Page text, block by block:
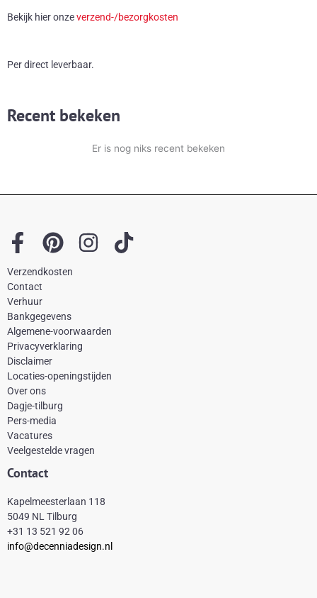
Duitsland
Bekijk hier onzeverzend-/bezorgkosten
Per direct leverbaar.
Recent bekeken
Er is nog niks recent bekeken
F
a
c
e
b
o
o
k
-
f
P
i
e
r
e
t
I
a
r
T
Verzendkosten
Contact
Verhuur
Bankgegevens
Algemene-voorwaarden
Privacyverklaring
Disclaimer
Locaties-openingstijden
Over ons
Dagje-tilburg
Pers-media
Vacatures
Veelgestelde vragen
Contact
Kapelmeesterlaan 118
5049 NL Tilburg
+31 13 521 92 06
info@decenniadesign.nl